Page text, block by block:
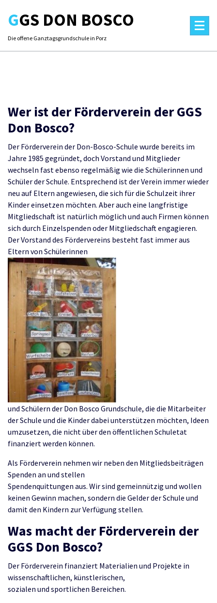
contentGGS DON BOSCO
Die offene Ganztagsgrundschule in Porz
Wer ist der Förderverein der GGS
Don Bosco?
Der Förderverein der Don-Bosco-Schule wurde bereits im
Jahre 1985 gegründet, doch Vorstand und Mitglieder
wechseln fast ebenso regelmäßig wie die Schülerinnen und
Schüler der Schule. Entsprechend ist der Verein immer wieder
neu auf Eltern angewiesen, die sich für die Schulzeit ihrer
Kinder einsetzen möchten. Aber auch eine langfristige
Mitgliedschaft ist natürlich möglich und auch Firmen können
sich durch Einzelspenden oder Mitgliedschaft engagieren.
Der Vorstand des Fördervereins besteht fast immer aus
Eltern von Schülerinnen
und Schülern der Don Bosco Grundschule, die die Mitarbeiter
der Schule und die Kinder dabei unterstützen möchten, Ideen
umzusetzen, die nicht über den öffentlichen Schuletat
finanziert werden können.
Als Förderverein nehmen wir neben den Mitgliedsbeiträgen
Spenden an und stellen
Spendenquittungen aus. Wir sind gemeinnützig und wollen
keinen Gewinn machen, sondern die Gelder der Schule und
damit den Kindern zur Verfügung stellen.
Was macht der Förderverein der
GGS Don Bosco?
Der Förderverein finanziert Materialien und Projekte in
wissenschaftlichen, künstlerischen,
sozialen und sportlichen Bereichen.